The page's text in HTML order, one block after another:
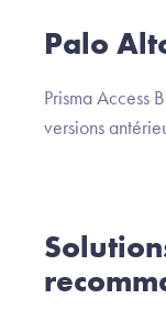
Palo
Prisma Access
versions